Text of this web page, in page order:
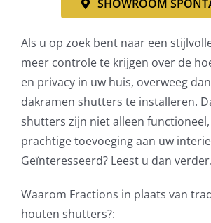
SHOWROOM
Als u op zoek bent naar een
meer controle te krijgen over de
en privacy in uw huis, overweeg
dakramen shutters te installeren.
shutters zijn niet alleen
prachtige toevoeging aan uw
Geïnteresseerd? Leest u dan verder.
Waarom Fractions in plaats van
houten shutters?: